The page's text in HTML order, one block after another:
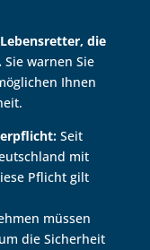
die
Sie warnen Sie
Ihnen
Seit
mit
Pflicht gilt
müssen
um die Sicherheit